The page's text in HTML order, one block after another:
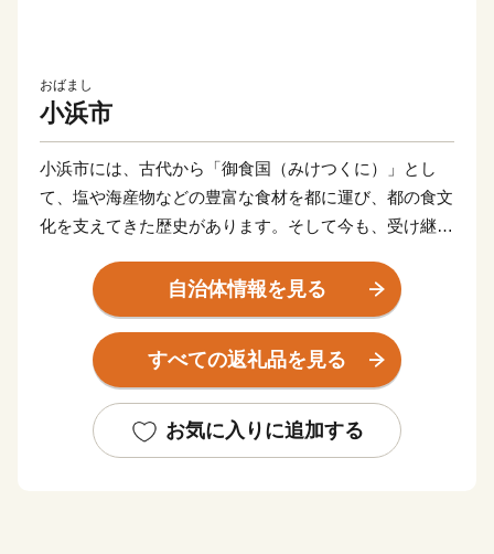
おばまし
小浜市
小浜市には、古代から「御食国（みけつくに）」とし
て、塩や海産物などの豊富な食材を都に運び、都の食文
化を支えてきた歴史があります。そして今も、受け継が
浜市はこの文化を受け継ぎ、「食」を中心としたまちづ
くりを進めています。
自治体情報を見る
すべての返礼品を見る
お気に入りに追加する